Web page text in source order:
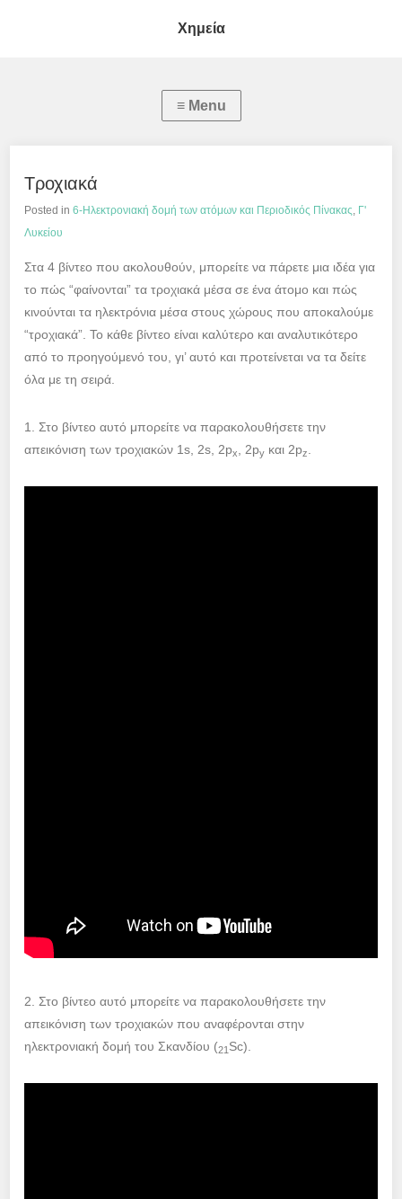
Χημεία
Τροχιακά
Posted in6-Ηλεκτρονιακή δομή των ατόμων και Περιοδικός Πίνακας, Γ'
Λυκείου
Στα 4 βίντεο που ακολουθούν, μπορείτε να πάρετε μια ιδέα για
το πώς “φαίνονται” τα τροχιακά μέσα σε ένα άτομο και πώς
κινούνται τα ηλεκτρόνια μέσα στους χώρους που αποκαλούμε
“τροχιακά”. Το κάθε βίντεο είναι καλύτερο και αναλυτικότερο
από το προηγούμενό του, γι’ αυτό και προτείνεται να τα δείτε
όλα με τη σειρά.
1. Στο βίντεο αυτό μπορείτε να παρακολουθήσετε την
απεικόνιση των τροχιακών 1s, 2s, 2px , 2py και 2pz
2. Στο βίντεο αυτό μπορείτε να παρακολουθήσετε την
απεικόνιση των τροχιακών που αναφέρονται στην
ηλεκτρονιακή δομή του Σκανδίου (21 Sc).